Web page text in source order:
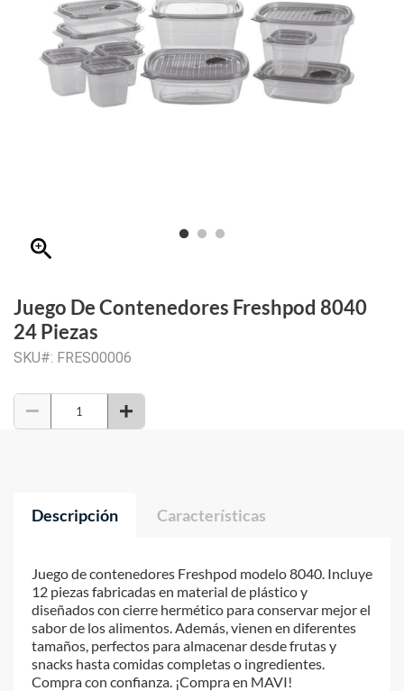
zoom_in
Juego De Contenedores Freshpod 8040
24 Piezas
SKU#: FRES00006
Descripción Características
Juego de contenedores Freshpod modelo 8040. Incluye
12 piezas fabricadas en material de plástico y
diseñados con cierre hermético para conservar mejor el
sabor de los alimentos. Además, vienen en diferentes
tamaños, perfectos para almacenar desde frutas y
snacks hasta comidas completas o ingredientes.
Compra con confianza. ¡Compra en MAVI!